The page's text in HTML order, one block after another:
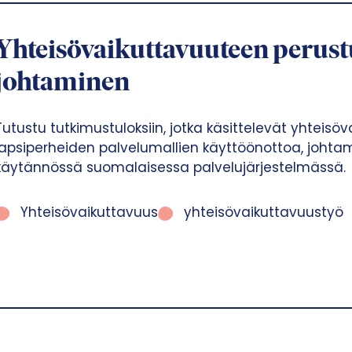
tutkimustuloksiin, jotka käsittelevät
palvelumallien käyttöönottoa,
suomalaisessa palvelujärjestelmässä.
Yhteisövaikuttavuus yhteisövaikuttavuustyö